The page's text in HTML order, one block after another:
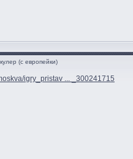
(с европейки)
igry_pristav ... _300241715